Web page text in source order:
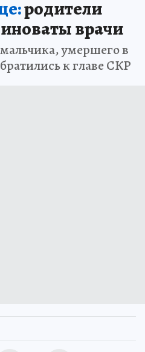
родители
врачи
умершего в
к главе СКР